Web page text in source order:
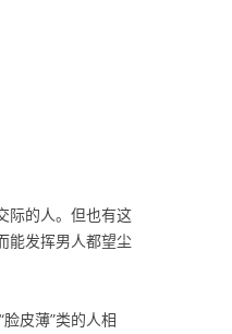
际的人。但也有这
能发挥男人都望尘
皮薄”类的人相